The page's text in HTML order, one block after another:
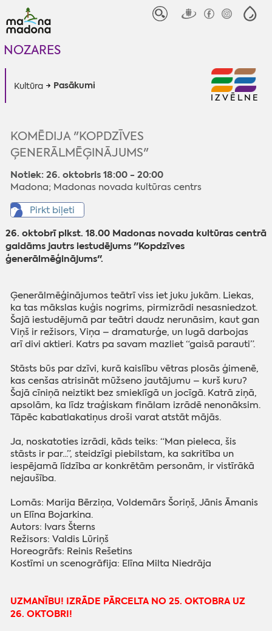
NOZARES
Kultūra Pasākumi
IZVĒLNE
KOMĒDIJA "KOPDZĪVES
ĢENERĀLMĒĢINĀJUMS"
Notiek: 26. oktobris 18:00 - 20:00
Madona; Madonas novada kultūras centrs
Pirkt biļeti
26. oktobrī plkst. 18.00 Madonas novada kultūras centrā
gaidāms jautrs iestudējums "Kopdzīves
ģenerālmēģinājums".
Ģenerālmēģinājumos teātrī viss iet juku jukām. Liekas,
ka tas mākslas kuģis nogrims, pirmizrādi nesasniedzot.
Šajā iestudējumā par teātri daudz nerunāsim, kaut gan
Viņš ir režisors, Viņa – dramaturģe, un lugā darbojas
arī divi aktieri. Katrs pa savam mazliet “gaisā parauti”.
Stāsts būs par dzīvi, kurā kaislību vētras plosās ģimenē,
kas cenšas atrisināt mūžseno jautājumu – kurš kuru?
Šajā cīniņā neiztikt bez smieklīgā un jocīgā. Katrā ziņā,
apsolām, ka līdz traģiskam finālam izrādē nenonāksim.
Tāpēc kabatlakatiņus droši varat atstāt mājās.
Ja, noskatoties izrādi, kāds teiks: “Man pieleca, šis
stāsts ir par...”, steidzīgi piebilstam, ka sakritība un
iespējamā līdzība ar konkrētām personām, ir vistīrākā
nejaušība.
Lomās: Marija Bērziņa, Voldemārs Šoriņš, Jānis Āmanis
un Elīna Bojarkina.
Autors: Ivars Šterns
Režisors: Valdis Lūriņš
Horeogrāfs: Reinis Rešetins
Kostīmi un scenogrāfija: Elīna Milta Niedrāja
UZMANĪBU! IZRĀDE PĀRCELTA NO 25. OKTOBRA UZ
26. OKTOBRI!